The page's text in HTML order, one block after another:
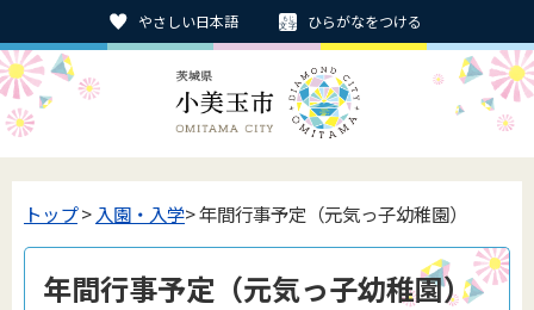
やさしい日本語 ひらがなをつける
トップ> 入園・入学> 年間行事予定（元気っ子幼稚園）
年間行事予定（元気っ子幼稚園）